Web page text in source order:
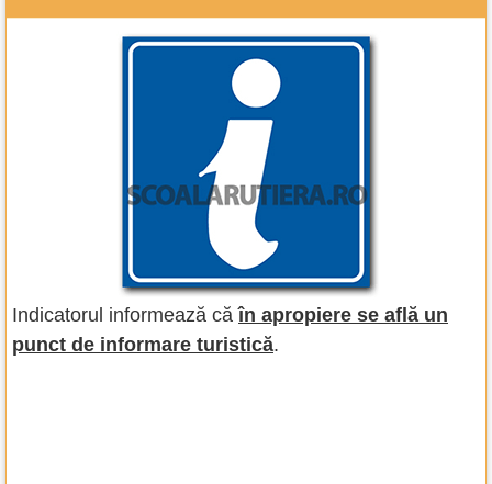
Indicatorul informează căîn apropiere se află un
punct de informare turistică.